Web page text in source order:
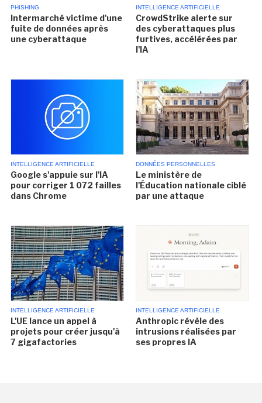
PHISHING
Intermarché victime d'une
fuite de données après
une cyberattaque
INTELLIGENCE ARTIFICIELLE
CrowdStrike alerte sur
des cyberattaques plus
furtives, accélérées par
l'IA
INTELLIGENCE ARTIFICIELLE
Google s'appuie sur l'IA
pour corriger 1 072 failles
dans Chrome
DONNÉES PERSONNELLES
Le ministère de
l'Éducation nationale ciblé
par une attaque
INTELLIGENCE ARTIFICIELLE
L'UE lance un appel à
projets pour créer jusqu'à
7 gigafactories
INTELLIGENCE ARTIFICIELLE
Anthropic révèle des
intrusions réalisées par
ses propres IA